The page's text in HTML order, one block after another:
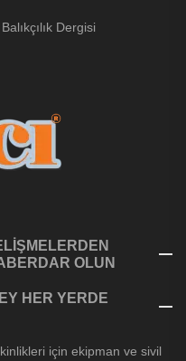
Dergisi
OLUN
HER YERDE
için ekipman ve sivil